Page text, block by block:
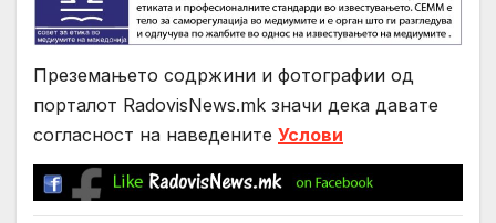
Преземањето содржини и фотографии од
порталот RadovisNews.mk значи дека давате
согласност на нaведените Услови